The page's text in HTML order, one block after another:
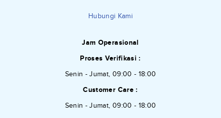
Hubungi Kami
Jam Operasional
Proses Verifikasi :
Senin - Jumat, 09:00 - 18:00
Customer Care :
Senin - Jumat, 09:00 - 18:00